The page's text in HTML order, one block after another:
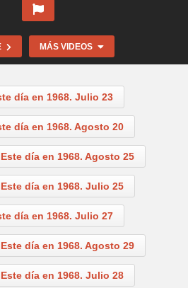
MÁS VIDEOS
Este día en 1968. Agosto 23
día en 1968. Julio 23
día en 1968. Agosto 20
Este día en 1968. Agosto 25
Este día en 1968. Julio 25
día en 1968. Julio 27
Este día en 1968. Agosto 29
Este día en 1968. Julio 28